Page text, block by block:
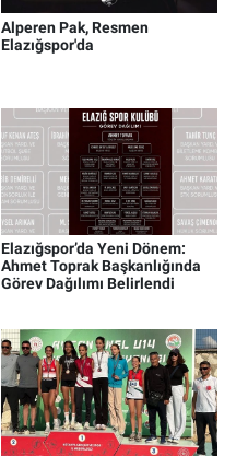
Alperen Pak, Resmen
Elazığspor'da
Elazığspor’da Yeni Dönem:
Ahmet Toprak Başkanlığında
Görev Dağılımı Belirlendi